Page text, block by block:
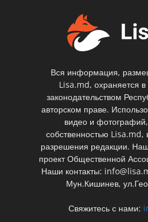
Вся информация,
Lisa.md, охраняется в
законодательством
авторском праве.
видео и
собственностью Lisa.md,
разрешения редакции.
проект Общественной
Наши контакты:
Мун.Кишинев,
Свяжитесь с нами: